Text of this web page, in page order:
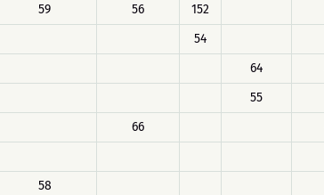
59 56 152
54
64
55
66
58